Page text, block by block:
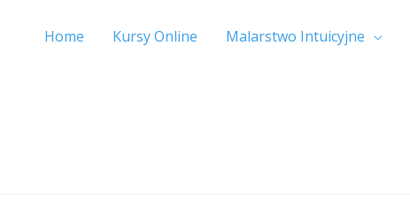
Home Kursy Online Malarstwo Intuicyjne